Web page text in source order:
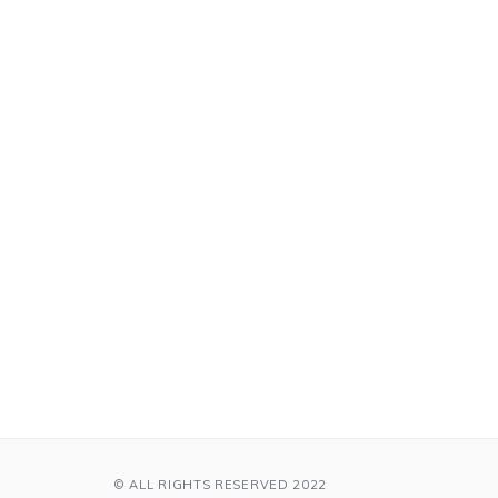
© ALL RIGHTS RESERVED 2022